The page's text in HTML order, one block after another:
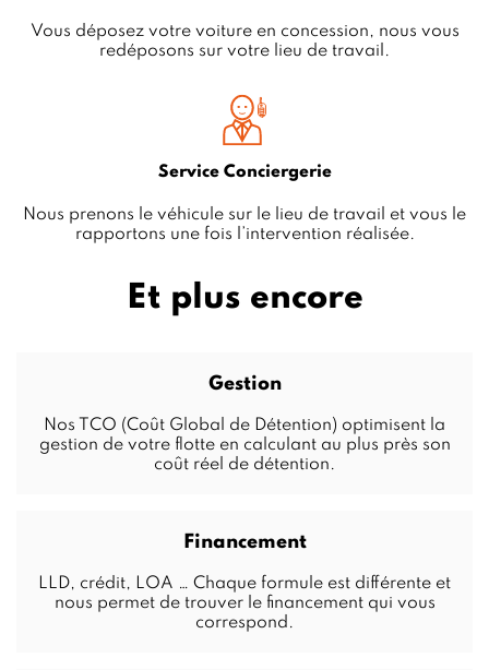
Vous déposez votre voiture en concession, nous vous
redéposons sur votre lieu de travail.
Service Conciergerie
Nous prenons le véhicule sur le lieu de travail et vous le
rapportons une fois l’intervention réalisée.
Et plus encore
Gestion
Nos TCO (Coût Global de Détention) optimisent la
gestion de votre flotte en calculant au plus près son
coût réel de détention.
Financement
LLD, crédit, LOA … Chaque formule est différente et
nous permet de trouver le financement qui vous
correspond.